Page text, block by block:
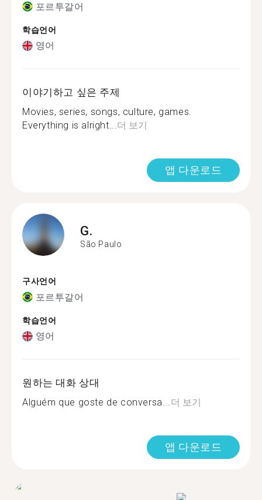
포르투갈어
학습언어
영어
이야기하고 싶은 주제
Movies, series, songs, culture, games.
Everything is alright...더 보기
앱 다운로드
G.
São Paulo
구사언어
포르투갈어
학습언어
영어
원하는 대화 상대
Alguém que goste de conversa...더 보기
앱 다운로드